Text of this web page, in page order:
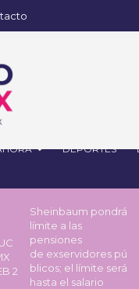
DEPORTES
Sheinbaum pondrá
límite a las
pensiones
de exservidores pú
blicos; el límite será
hasta el salario